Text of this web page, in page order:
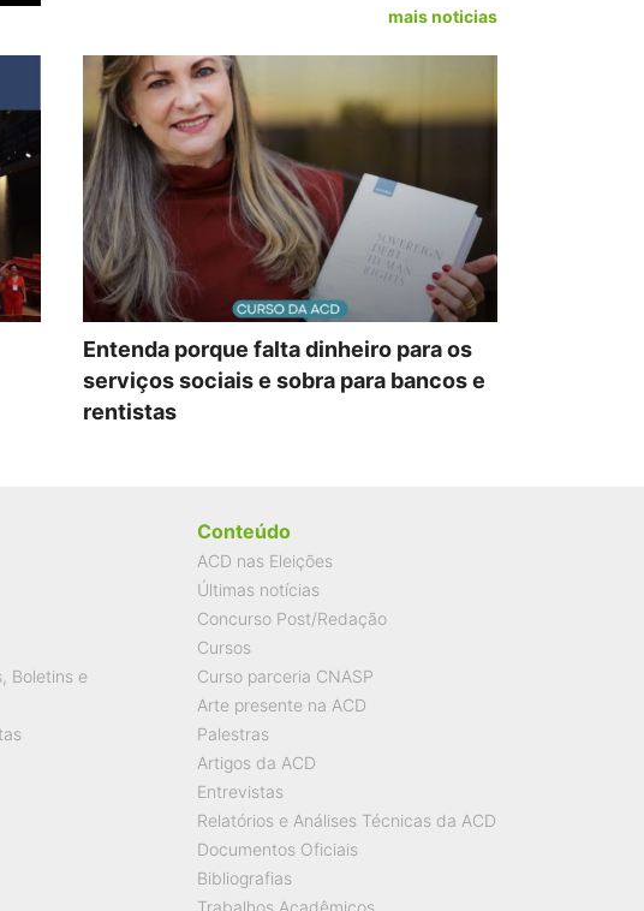
mais noticias
Entenda porque falta dinheiro para os
serviços sociais e sobra para bancos e
rentistas
Boletins e
Conteúdo
ACD nas Eleições
Últimas notícias
Concurso Post/Redação
Cursos
Curso parceria CNASP
Arte presente na ACD
Palestras
Artigos da ACD
Entrevistas
Relatórios e Análises Técnicas da ACD
Documentos Oficiais
Bibliografias